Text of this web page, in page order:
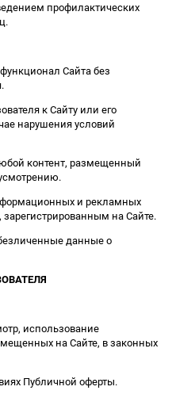
профилактических
Сайта без
к Сайту или его
нарушения условий
контент, размещенный
и рекламных
на Сайте.
данные о
использование
на Сайте, в законных
Публичной оферты.